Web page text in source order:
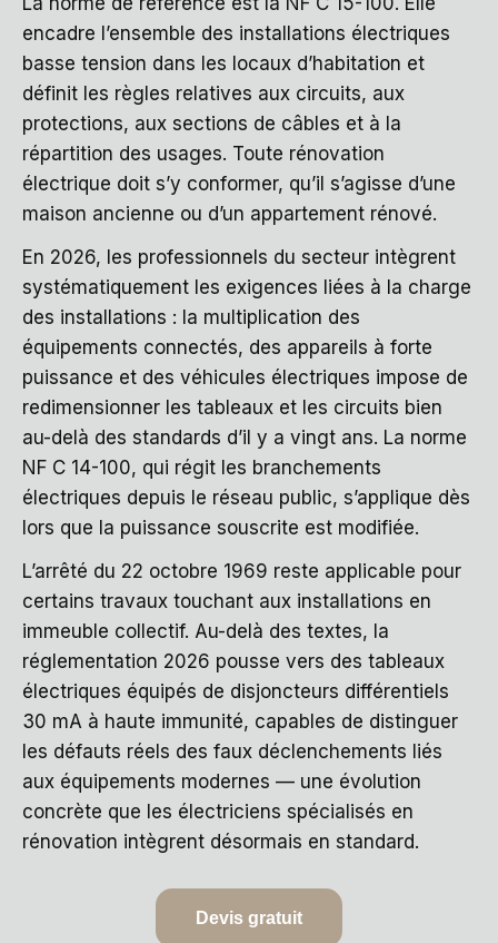
encadre l’ensemble des installations électriques
basse tension dans les locaux d’habitation et
définit les règles relatives aux circuits, aux
protections, aux sections de câbles et à la
répartition des usages. Toute rénovation
électrique doit s’y conformer, qu’il s’agisse d’une
maison ancienne ou d’un appartement rénové.
En 2026, les professionnels du secteur intègrent
systématiquement les exigences liées à la charge
des installations : la multiplication des
équipements connectés, des appareils à forte
puissance et des véhicules électriques impose de
redimensionner les tableaux et les circuits bien
au-delà des standards d’il y a vingt ans. La norme
NF C 14-100, qui régit les branchements
électriques depuis le réseau public, s’applique dès
lors que la puissance souscrite est modifiée.
L’arrêté du 22 octobre 1969 reste applicable pour
certains travaux touchant aux installations en
immeuble collectif. Au-delà des textes, la
réglementation 2026 pousse vers des tableaux
électriques équipés de disjoncteurs différentiels
30 mA à haute immunité, capables de distinguer
les défauts réels des faux déclenchements liés
aux équipements modernes — une évolution
concrète que les électriciens spécialisés en
rénovation intègrent désormais en standard.
Devis gratuit